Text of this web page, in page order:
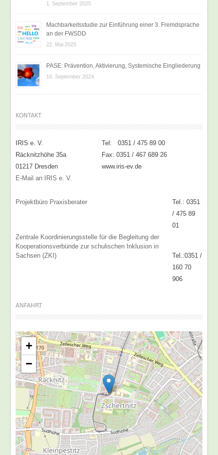
1. September 2025
Machbarkeitsstudie zur Einführung einer 3. Fremdsprache
an der FWSDD
22. Mai 2025
PASE: Prävention, Aktivierung, Systemische Eingliederung
16. September 2024
KONTAKT
IRIS e. V.
Tel: 0351 / 475 89 00
Räcknitzhöhe 35a
Fax: 0351 / 467 689 26
01217 Dresden
www.iris-ev.de
E-Mail an IRIS e. V.
Projektbüro Praxisberater
Tel.: 0351
/ 475 89
01
Zentrale Koordinierungsstelle für die Begleitung der
Kooperationsverbünde zur schulischen Inklusion in
Sachsen (ZKI)
Tel.:0351 /
160 70
906
ANFAHRT
+
−